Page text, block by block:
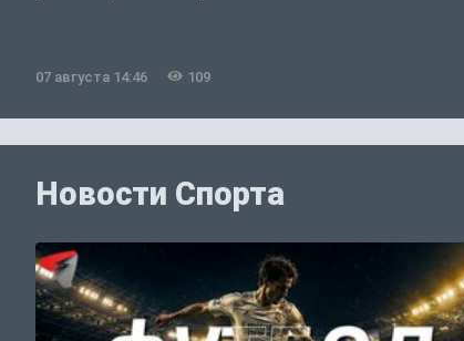
07 августа 14:46 109
Новости Спорта